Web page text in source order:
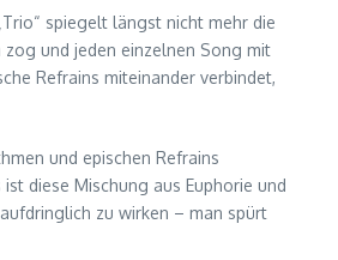
spiegelt längst nicht mehr die
zog und jeden einzelnen Song mit
Refrains miteinander verbindet,
und epischen Refrains
diese Mischung aus Euphorie und
zu wirken – man spürt